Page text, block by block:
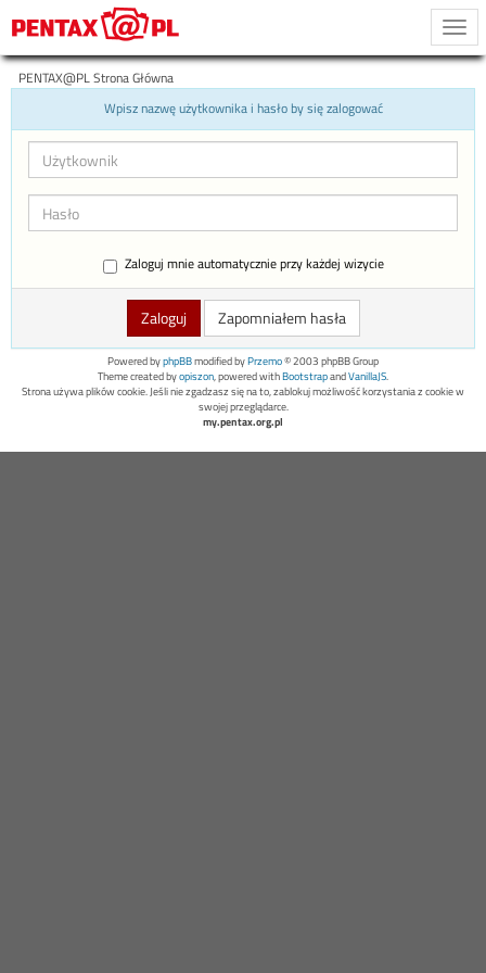
PENTAX@PL Strona Główna
Wpisz nazwę użytkownika i hasło by się zalogować
Zaloguj mnie automatycznie przy każdej wizycie
Zapomniałem hasła
Powered byphpBBmodified byPrzemo© 2003 phpBB Group
Theme created byopiszon, powered withBootstrapandVanillaJS.
Strona używa plików cookie. Jeśli nie zgadzasz się na to, zablokuj możliwość korzystania z cookie w
swojej przeglądarce.
my.pentax.org.pl